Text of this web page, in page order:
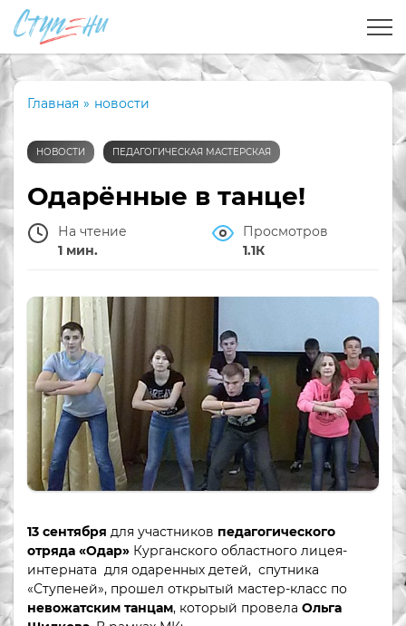
Главная » новости
НОВОСТИ ПЕДАГОГИЧЕСКАЯ МАСТЕРСКАЯ
Одарённые в танце!
На чтение
1 мин.
Просмотров
1.1К
13 сентября для участников педагогического
отряда «Одар» Курганского областного лицея-
интерната для одаренных детей, спутника
«Ступеней», прошел открытый мастер-класс по
невожатским танцам, который провела Ольга